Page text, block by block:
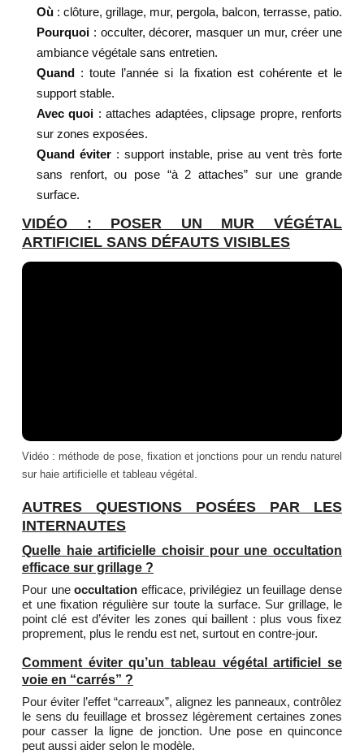
Où : clôture, grillage, mur, pergola, balcon, terrasse, patio.
Pourquoi : occulter, décorer, masquer un mur, créer une
ambiance végétale sans entretien.
Quand : toute l’année si la fixation est cohérente et le
support stable.
Avec quoi : attaches adaptées, clipsage propre, renforts
sur zones exposées.
Quand éviter: support instable, prise au vent très forte
sans renfort, ou pose “à 2 attaches” sur une grande
surface.
VIDÉO : POSER UN MUR VÉGÉTAL
ARTIFICIEL SANS DÉFAUTS VISIBLES
Vidéo : méthode de pose, fixation et jonctions pour un rendu naturel
sur haie artificielle et tableau végétal.
AUTRES QUESTIONS POSÉES PAR LES
INTERNAUTES
Quelle haie artificielle choisir pour une occultation
efficace sur grillage ?
Pour uneoccultation efficace, privilégiez un feuillage dense
et une fixation régulière sur toute la surface. Sur grillage, le
point clé est d’éviter les zones qui baillent : plus vous fixez
proprement, plus le rendu est net, surtout en contre-jour.
Comment éviter qu’un tableau végétal artificiel se
voie en “carrés” ?
Pour éviter l’effet “carreaux”, alignez les panneaux, contrôlez
le sens du feuillage et brossez légèrement certaines zones
pour casser la ligne de jonction. Une pose en quinconce
peut aussi aider selon le modèle.